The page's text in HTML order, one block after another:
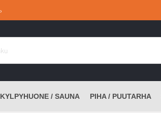
KYLPYHUONE / SAUNA PIHA / PUUTARHA